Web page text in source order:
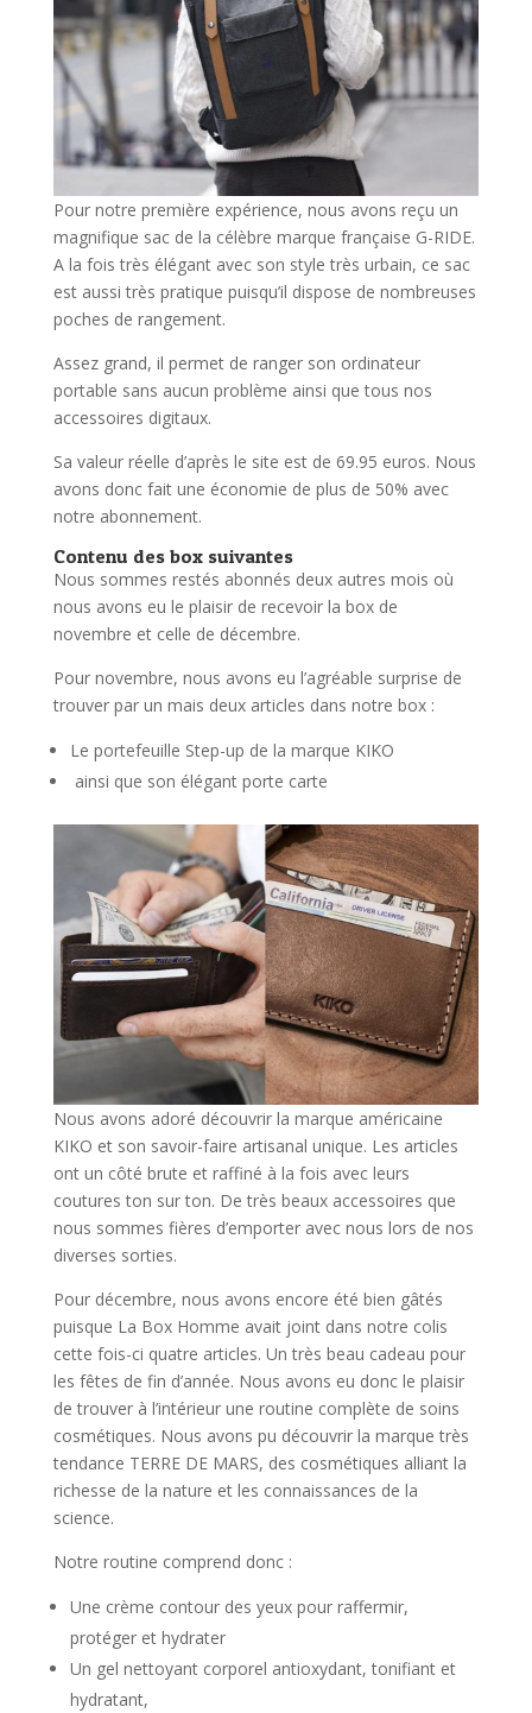
Pour notre première expérience, nous avons reçu un
magnifique sac de la célèbre marque française G-RIDE.
A la fois très élégant avec son style très urbain, ce sac
est aussi très pratique puisqu’il dispose de nombreuses
poches de rangement.
Assez grand, il permet de ranger son ordinateur
portable sans aucun problème ainsi que tous nos
accessoires digitaux.
Sa valeur réelle d’après le site est de 69.95 euros. Nous
avons donc fait une économie de plus de 50% avec
notre abonnement.
Contenu des box suivantes
Nous sommes restés abonnés deux autres mois où
nous avons eu le plaisir de recevoir la box de
novembre et celle de décembre.
Pour novembre, nous avons eu l’agréable surprise de
trouver par un mais deux articles dans notre box :
Le portefeuille Step-up de la marque KIKO
ainsi que son élégant porte carte
Nous avons adoré découvrir la marque américaine
KIKO et son savoir-faire artisanal unique. Les articles
ont un côté brute et raffiné à la fois avec leurs
coutures ton sur ton. De très beaux accessoires que
nous sommes fières d’emporter avec nous lors de nos
diverses sorties.
Pour décembre, nous avons encore été bien gâtés
puisque La Box Homme avait joint dans notre colis
cette fois-ci quatre articles. Un très beau cadeau pour
les fêtes de fin d’année. Nous avons eu donc le plaisir
de trouver à l’intérieur une routine complète de soins
cosmétiques. Nous avons pu découvrir la marque très
tendance TERRE DE MARS, des cosmétiques alliant la
richesse de la nature et les connaissances de la
science.
Notre routine comprend donc :
Une crème contour des yeux pour raffermir,
protéger et hydrater
Un gel nettoyant corporel antioxydant, tonifiant et
hydratant,